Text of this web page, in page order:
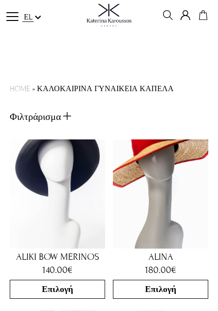
ΕL
HOME »ΚΑΛΟΚΑΙΡΙΝΑ ΓΥΝΑΙΚΕΙΑ ΚΑΠΕΛΑ
Φιλτράρισμα
ALIKI BOW MERINOS
140.00€
Επιλογή
ALINA
180.00€
Επιλογή